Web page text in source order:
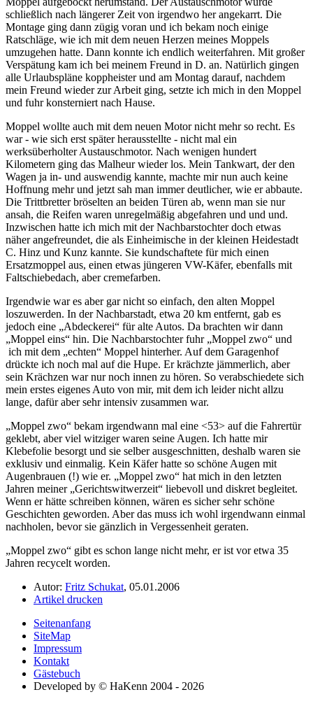
schließlich nach längerer Zeit von irgendwo her angekarrt. Die
Montage ging dann zügig voran und ich bekam noch einige
Ratschläge, wie ich mit dem neuen Herzen meines Moppels
umzugehen hatte. Dann konnte ich endlich weiterfahren. Mit großer
Verspätung kam ich bei meinem Freund in D. an. Natürlich gingen
alle Urlaubspläne koppheister und am Montag darauf, nachdem
mein Freund wieder zur Arbeit ging, setzte ich mich in den Moppel
und fuhr konsterniert nach Hause.
Moppel wollte auch mit dem neuen Motor nicht mehr so recht. Es
war - wie sich erst später herausstellte - nicht mal ein
werksüberholter Austauschmotor. Nach wenigen hundert
Kilometern ging das Malheur wieder los. Mein Tankwart, der den
Wagen ja in- und auswendig kannte, machte mir nun auch keine
Hoffnung mehr und jetzt sah man immer deutlicher, wie er abbaute.
Die Trittbretter bröselten an beiden Türen ab, wenn man sie nur
ansah, die Reifen waren unregelmäßig abgefahren und und und.
Inzwischen hatte ich mich mit der Nachbarstochter doch etwas
näher angefreundet, die als Einheimische in der kleinen Heidestadt
C. Hinz und Kunz kannte. Sie kundschaftete für mich einen
Ersatzmoppel aus, einen etwas jüngeren VW-Käfer, ebenfalls mit
Faltschiebedach, aber cremefarben.
Irgendwie war es aber gar nicht so einfach, den alten Moppel
loszuwerden. In der Nachbarstadt, etwa 20 km entfernt, gab es
jedoch eine
Abdeckerei
für alte Autos. Da brachten wir dann
Moppel eins
hin. Die Nachbarstochter fuhr Moppel zwo
und
ich mit dem
echten
Moppel hinterher. Auf dem Garagenhof
drückte ich noch mal auf die Hupe. Er krächzte jämmerlich, aber
sein Krächzen war nur noch innen zu hören. So verabschiedete sich
mein erstes eigenes Auto von mir, mit dem ich leider nicht allzu
lange, dafür aber sehr intensiv zusammen war.
Moppel zwo
bekam irgendwann mal eine <53> auf die Fahrertür
geklebt, aber viel witziger waren seine Augen. Ich hatte mir
Klebefolie besorgt und sie selber ausgeschnitten, deshalb waren sie
exklusiv und einmalig. Kein Käfer hatte so schöne Augen mit
Augenbrauen (!) wie er.
Moppel zwo
hat mich in den letzten
Jahren meiner Gerichtswitwerzeit
liebevoll und diskret begleitet.
Wenn er hätte schreiben können, wären es sicher sehr schöne
Geschichten geworden. Aber das muss ich wohl irgendwann einmal
nachholen, bevor sie gänzlich in Vergessenheit geraten.
Moppel zwo
gibt es schon lange nicht mehr, er ist vor etwa 35
Jahren recycelt worden.
Autor: Fritz Schukat, 05.01.2006
Artikel drucken
Seitenanfang
SiteMap
Impressum
Kontakt
Gästebuch
Developed by © HaKenn 2004 - 2026